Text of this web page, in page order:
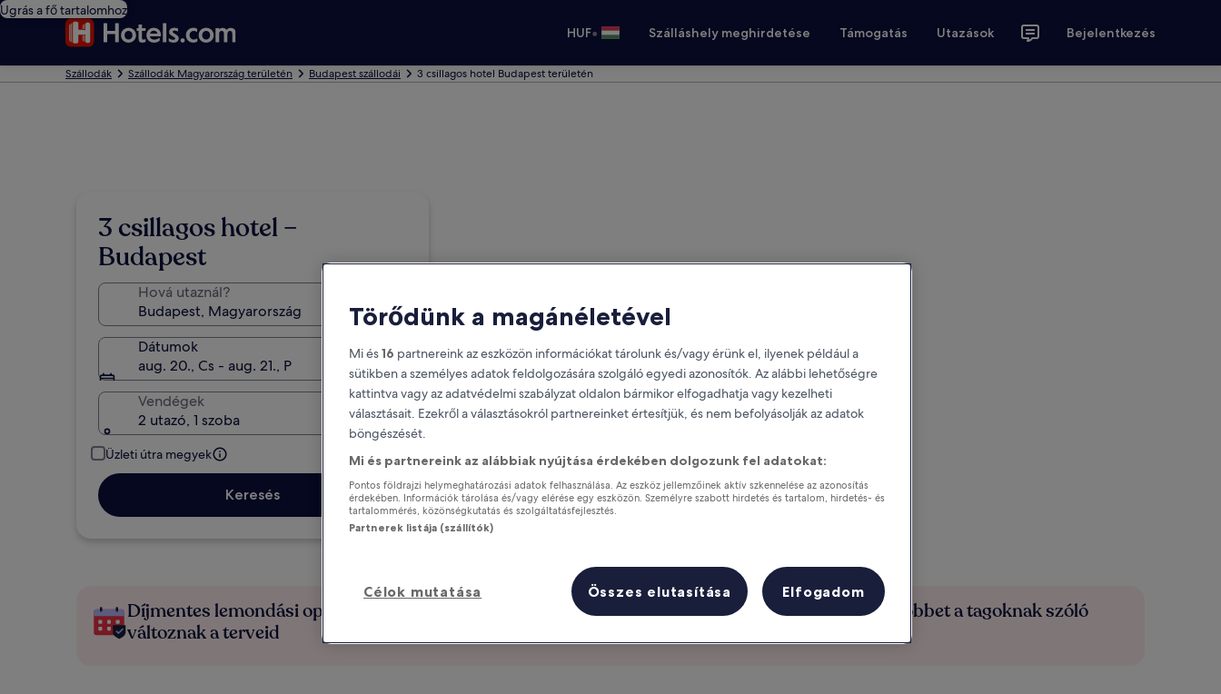
Ugrás a fő tartalomhoz
HUF• Szálláshely meghirdetése Támogatás Utazások Bejelentkezés
Szállodák Szállodák Magyarország területén Budapest szállodái 3 csillagos hotel Budapest területén
3 csillagos hotel –
Budapest
Hová utaznál?
Dátumok
aug. 20., Cs - aug. 21., P
Vendégek
2 utazó, 1 szoba
Üzleti útra megyek
Keresés
Díjmentes lemondási opciók, ha
változnak a terveid
Szerezz jutalmakat tartózkodásod
Spórolj többet a tagoknak szóló
Törődünk a magánéletével
Mi és16 partnereink az eszközön információkat tárolunk és/vagy érünk el, ilyenek például a
sütikben a személyes adatok feldolgozására szolgáló egyedi azonosítók. Az alábbi lehetőségre
kattintva vagy az adatvédelmi szabályzat oldalon bármikor elfogadhatja vagy kezelheti
választásait. Ezekről a választásokról partnereinket értesítjük, és nem befolyásolják az adatok
böngészését.
Mi és partnereink az alábbiak nyújtása érdekében dolgozunk fel adatokat:
Pontos földrajzi helymeghatározási adatok felhasználása. Az eszköz jellemzőinek aktív szkennelése az azonosítás
érdekében. Információk tárolása és/vagy elérése egy eszközön. Személyre szabott hirdetés és tartalom, hirdetés- és
tartalommérés, közönségkutatás és szolgáltatásfejlesztés.
Partnerek listája (szállítók)
Célok mutatása Összes elutasítása Elfogadom